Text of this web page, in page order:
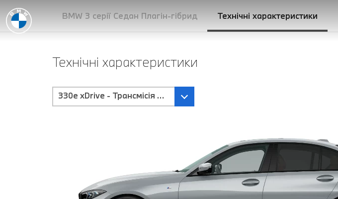
BMW 3 серії Седан Плагін-гібрид Технічні характеристики
Технічні характеристики
330e xDrive - Трансмісія Steptronic Sport